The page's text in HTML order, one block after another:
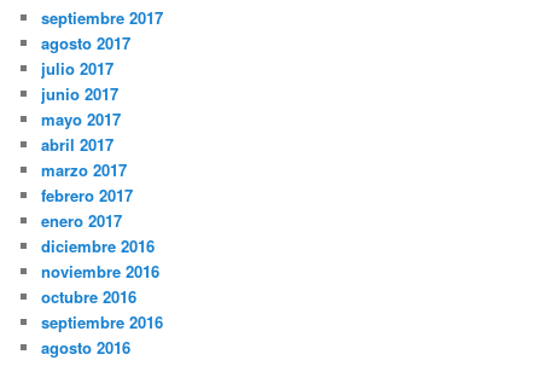
septiembre 2017
agosto 2017
julio 2017
junio 2017
mayo 2017
abril 2017
marzo 2017
febrero 2017
enero 2017
diciembre 2016
noviembre 2016
octubre 2016
septiembre 2016
agosto 2016